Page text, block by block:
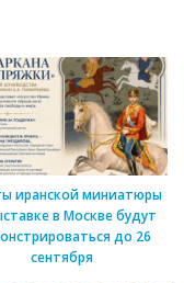
иранской миниатюры
в Москве будут
до 26
сентября